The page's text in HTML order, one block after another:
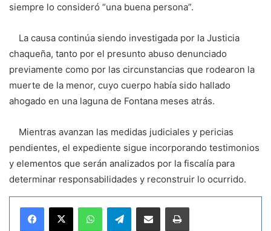
siempre lo consideró “una buena persona”.
La causa continúa siendo investigada por la Justicia
chaqueña, tanto por el presunto abuso denunciado
previamente como por las circunstancias que rodearon la
muerte de la menor, cuyo cuerpo había sido hallado
ahogado en una laguna de Fontana meses atrás.
Mientras avanzan las medidas judiciales y pericias
pendientes, el expediente sigue incorporando testimonios
y elementos que serán analizados por la fiscalía para
determinar responsabilidades y reconstruir lo ocurrido.
Telegram